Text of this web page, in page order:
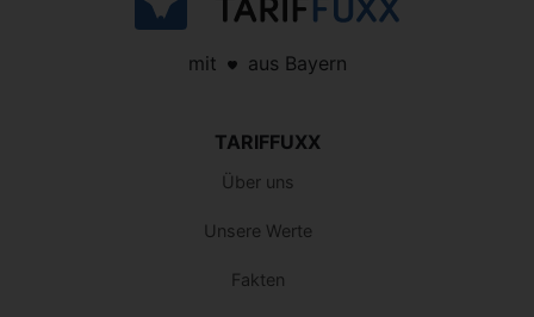
mit aus Bayern
TARIFFUXX
Über uns
Unsere Werte
Fakten